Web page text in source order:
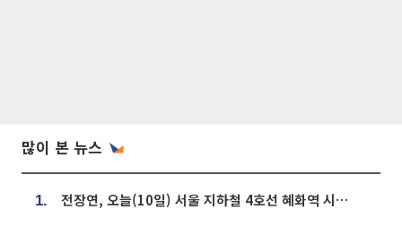
많이 본 뉴스
1. 전장연, 오늘(10일) 서울 지하철 4호선 혜화역 시위…1호선 용산역 무정차